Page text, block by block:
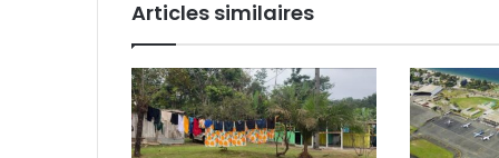
national
Articles similaires